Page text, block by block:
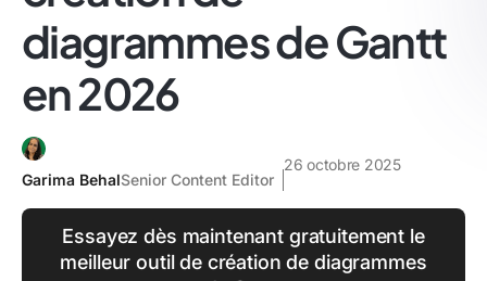
diagrammes de Gantt
en 2026
Garima BehalSenior Content Editor
26 octobre 2025
Essayez dès maintenant gratuitement le
meilleur outil de création de diagrammes